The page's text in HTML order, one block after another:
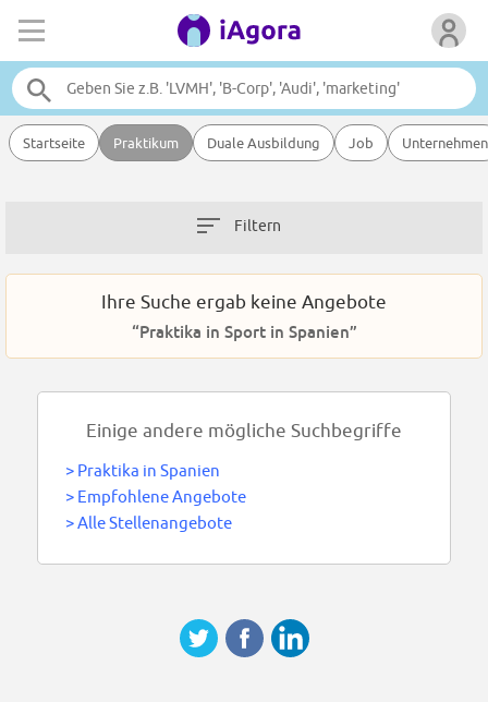
Startseite Praktikum Duale Ausbildung Job Unternehmen
Filtern
Ihre Suche ergab keine Angebote
“Praktika in Sport in Spanien”
Einige andere mögliche Suchbegriffe
> Praktika in Spanien
> Empfohlene Angebote
>Alle Stellenangebote